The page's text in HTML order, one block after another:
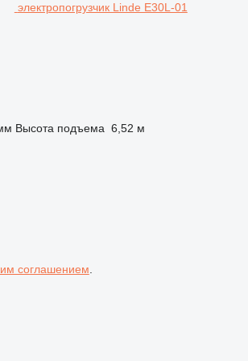
электропогрузчик Linde E30L-01
Высота подъема 6,52 м
соглашением